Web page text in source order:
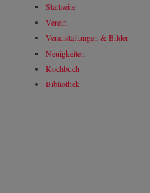
Startseite
Verein
Veranstaltungen & Bilder
Neuigkeiten
Kochbuch
Bibliothek